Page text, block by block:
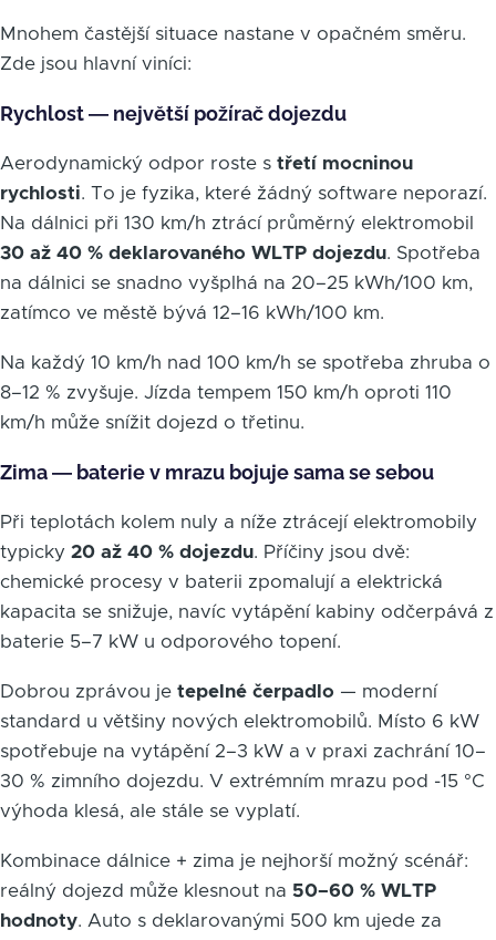
Mnohem častější situace nastane v opačném směru.
Zde jsou hlavní viníci:
Rychlost — největší požírač dojezdu
Aerodynamický odpor roste s třetí mocninou
rychlosti. To je fyzika, které žádný software neporazí.
Na dálnici při 130 km/h ztrácí průměrný elektromobil
30 až 40 % deklarovaného WLTP dojezdu. Spotřeba
na dálnici se snadno vyšplhá na 20–25 kWh/100 km,
zatímco ve městě bývá 12–16 kWh/100 km.
Na každý 10 km/h nad 100 km/h se spotřeba zhruba o
8–12 % zvyšuje. Jízda tempem 150 km/h oproti 110
km/h může snížit dojezd o třetinu.
Zima — baterie v mrazu bojuje sama se sebou
Při teplotách kolem nuly a níže ztrácejí elektromobily
typicky 20 až 40 % dojezdu. Příčiny jsou dvě:
chemické procesy v baterii zpomalují a elektrická
kapacita se snižuje, navíc vytápění kabiny odčerpává z
baterie 5–7 kW u odporového topení.
Dobrou zprávou je tepelné čerpadlo — moderní
standard u většiny nových elektromobilů. Místo 6 kW
spotřebuje na vytápění 2–3 kW a v praxi zachrání 10–
30 % zimního dojezdu. V extrémním mrazu pod -15 °C
výhoda klesá, ale stále se vyplatí.
Kombinace dálnice + zima je nejhorší možný scénář:
reálný dojezd může klesnout na 50–60 % WLTP
hodnoty. Auto s deklarovanými 500 km ujede za